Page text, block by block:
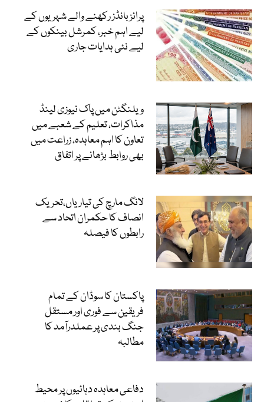
پرائز بانڈز رکھنے والے شہریوں کے
لیے اہم خبر، کمرشل بینکوں کے
لیے نئی ہدایات جاری
ویلنگٹن میں پاک نیوزی لینڈ
مذاکرات، تعلیم کے شعبے میں
تعاون کا اہم معاہدہ، زراعت میں
بھی روابط بڑھانے پر اتفاق
لانگ مارچ کی تیاریاں،تحریک
انصاف کا حکمران اتحاد سے
رابطوں کا فیصلہ
پاکستان کا سوڈان کے تمام
فریقین سے فوری اور مستقل
جنگ بندی پر عملدرآمد کا
مطالبہ
دفاعی معاہدہ دہائیوں پر محیط